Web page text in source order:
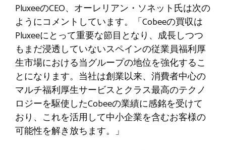
PluxeeのCEO、オーレリアン・ソネット氏は次の
ようにコメントしています。「Cobeeの買収は
Pluxeeにとって重要な節目となり、成長しつつ
もまだ浸透していないスペインの従業員福利厚
生市場における当グループの地位を強化するこ
とになります。当社は創業以来、消費者中心の
マルチ福利厚生サービスとクラス最高のテクノ
ロジーを駆使したCobeeの業績に感銘を受けて
おり、これを活用して中小企業を含むお客様の
可能性を解き放ちます。」